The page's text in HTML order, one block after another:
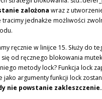
zalożona wraz z
tracimy jednakże możliwości
ręcznie w linijce 15. Służy do
się od ręcznego blokowania
metody lock? Funkcja lock
jako argumenty funkcji lock
nie powstanie zakleszczenie.